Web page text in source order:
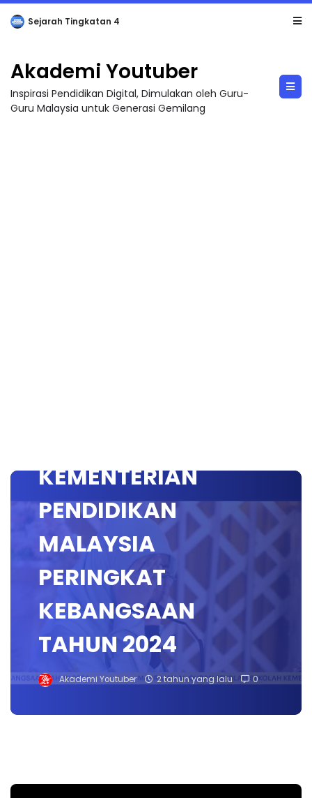
LIVE 🔴 [LIVE] PRINSIP PERAKAUNAN, BEDAH TUNTAS SOALAN 1 TRIAL OLEH CIKGU ...
Akademi Youtuber
Inspirasi Pendidikan Digital, Dimulakan oleh Guru-
Guru Malaysia untuk Generasi Gemilang
KEMENTERIAN
PENDIDIKAN
MALAYSIA
PERINGKAT
KEBANGSAAN
TAHUN 2024
Akademi Youtuber 2 tahun yang lalu 0